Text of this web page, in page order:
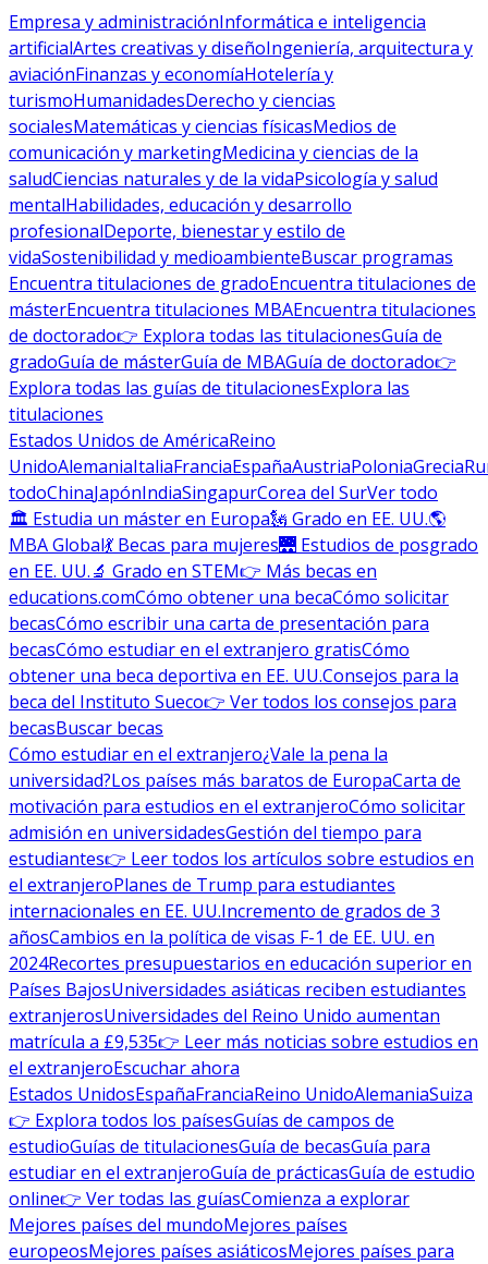
Empresa y administraciónInformática e inteligencia
artificialArtes creativas y diseñoIngeniería, arquitectura y
aviaciónFinanzas y economíaHotelería y
turismoHumanidadesDerecho y ciencias
socialesMatemáticas y ciencias físicasMedios de
comunicación y marketingMedicina y ciencias de la
saludCiencias naturales y de la vidaPsicología y salud
mentalHabilidades, educación y desarrollo
profesionalDeporte, bienestar y estilo de
vidaSostenibilidad y medioambienteBuscar programas
Encuentra titulaciones de gradoEncuentra titulaciones de
másterEncuentra titulaciones MBAEncuentra titulaciones
de doctorado👉 Explora todas las titulacionesGuía de
gradoGuía de másterGuía de MBAGuía de doctorado👉
Explora todas las guías de titulacionesExplora las
titulaciones
Estados Unidos de AméricaReino
UnidoAlemaniaItaliaFranciaEspañaAustriaPoloniaGrecia
todoChinaJapónIndiaSingapurCorea del SurVer todo
🏛 Estudia un máster en Europa🗽 Grado en EE. UU.🌎
MBA Global💃 Becas para mujeres🌉 Estudios de posgrado
en EE. UU.🔬 Grado en STEM👉 Más becas en
educations.comCómo obtener una becaCómo solicitar
becasCómo escribir una carta de presentación para
becasCómo estudiar en el extranjero gratisCómo
obtener una beca deportiva en EE. UU.Consejos para la
beca del Instituto Sueco👉 Ver todos los consejos para
becasBuscar becas
Cómo estudiar en el extranjero¿Vale la pena la
universidad?Los países más baratos de EuropaCarta de
motivación para estudios en el extranjeroCómo solicitar
admisión en universidadesGestión del tiempo para
estudiantes👉 Leer todos los artículos sobre estudios en
el extranjeroPlanes de Trump para estudiantes
internacionales en EE. UU.Incremento de grados de 3
añosCambios en la política de visas F-1 de EE. UU. en
2024Recortes presupuestarios en educación superior en
Países BajosUniversidades asiáticas reciben estudiantes
extranjerosUniversidades del Reino Unido aumentan
matrícula a £9,535👉 Leer más noticias sobre estudios en
el extranjeroEscuchar ahora
Estados UnidosEspañaFranciaReino UnidoAlemaniaSuiza
👉 Explora todos los paísesGuías de campos de
estudioGuías de titulacionesGuía de becasGuía para
estudiar en el extranjeroGuía de prácticasGuía de estudio
online👉 Ver todas las guíasComienza a explorar
Mejores países del mundoMejores países
europeosMejores países asiáticosMejores países para